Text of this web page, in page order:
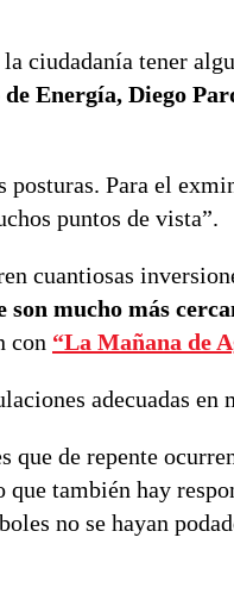
ciudadanía tener
Energía, Diego
Para el
puntos de vista”.
cuantiosas
mucho más
con “La Mañana de
adecuadas en
que de repente
también hay
no se hayan